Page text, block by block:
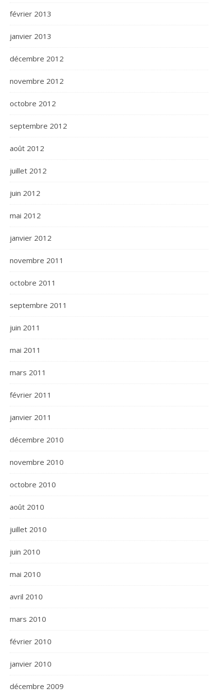
février 2013
janvier 2013
décembre 2012
novembre 2012
octobre 2012
septembre 2012
août 2012
juillet 2012
juin 2012
mai 2012
janvier 2012
novembre 2011
octobre 2011
septembre 2011
juin 2011
mai 2011
mars 2011
février 2011
janvier 2011
décembre 2010
novembre 2010
octobre 2010
août 2010
juillet 2010
juin 2010
mai 2010
avril 2010
mars 2010
février 2010
janvier 2010
décembre 2009